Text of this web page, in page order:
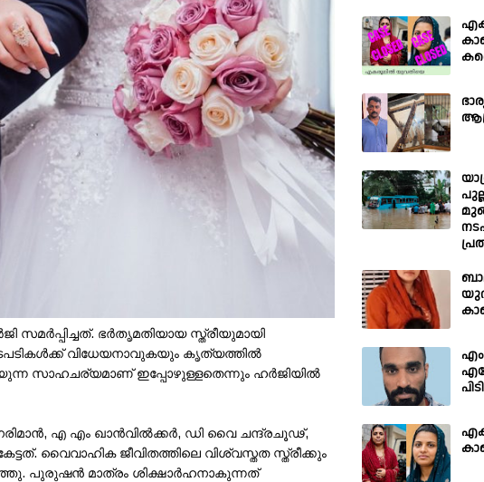
ഭര്‍തൃമതിയായ സ്ത്രീയുമായി
വിധേയനാവുകയും കൃത്യത്തില്‍
സാഹചര്യമാണ് ഇപ്പോഴുള്ളതെന്നും ഹര്‍ജിയില്‍
എ എം ഖാന്‍വില്‍ക്കര്‍, ഡി വൈ ചന്ദ്രചൂഢ്,
വൈവാഹിക ജീവിതത്തിലെ വിശ്വസ്തത സ്ത്രീക്കും
പുരുഷന്‍ മാത്രം ശിക്ഷാര്‍ഹനാകുന്നത്